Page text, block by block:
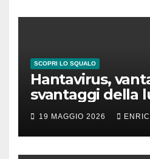
SCOPRI LO SQUALO
Hantavirus,
svantaggi della
incubazione
19 MAGGIO 2026